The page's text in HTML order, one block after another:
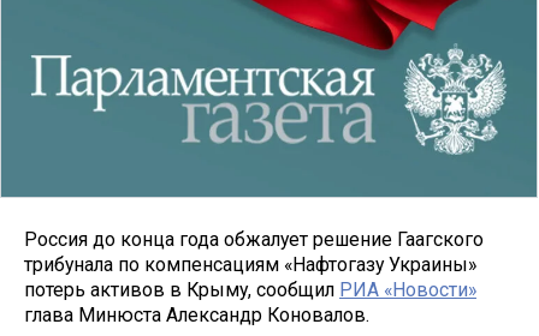
Россия до конца года обжалует решение Гаагского
трибунала по компенсациям «Нафтогазу Украины»
потерь активов в Крыму, сообщил РИА «Новости»
глава Минюста Александр Коновалов.